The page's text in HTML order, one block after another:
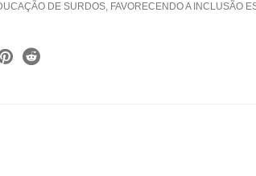
DE SURDOS, FAVORECENDO A INCLUSÃO